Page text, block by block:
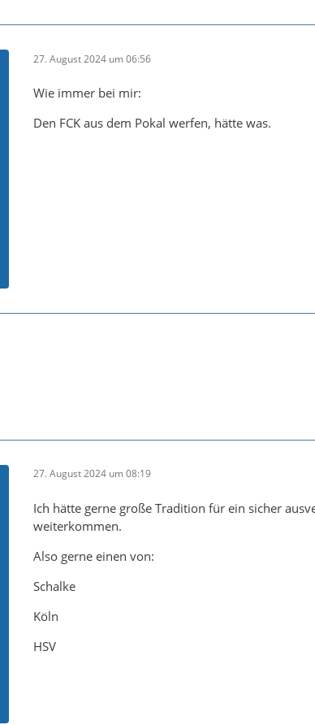
27. August 2024 um 06:56
Wie immer bei mir:
Den FCK aus dem Pokal werfen, hätte was.
27. August 2024 um 08:19
Ich hätte gerne große Tradition für ein sicher
weiterkommen.
Also gerne einen von:
Schalke
Köln
HSV